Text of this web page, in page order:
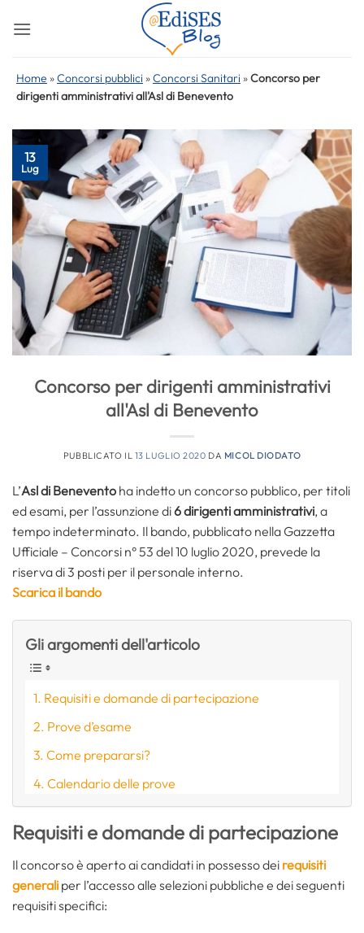
Home »Concorsi pubblici »Concorsi Sanitari »Concorso per
dirigenti amministrativi all'Asl di Benevento
13
Lug
Concorso per dirigenti amministrativi
all'Asl di Benevento
PUBBLICATO IL 13 LUGLIO 2020 DA MICOL DIODATO
L’Asl di Benevento ha indetto un concorso pubblico, per titoli
ed esami, per l’assunzione di6dirigenti amministrativi, a
tempo indeterminato. Il bando, pubblicato nella Gazzetta
Ufficiale – Concorsi n° 53 del 10 luglio 2020, prevede la
riserva di 3 posti per il personale interno.
Scarica il bando
Gli argomenti dell'articolo
Requisiti e domande di partecipazione
Prove d’esame
Come prepararsi?
Calendario delle prove
Requisiti e domande di partecipazione
Il concorso è aperto ai candidati in possesso dei requisiti
generali per l’accesso alle selezioni pubbliche e dei seguenti
requisiti specifici: